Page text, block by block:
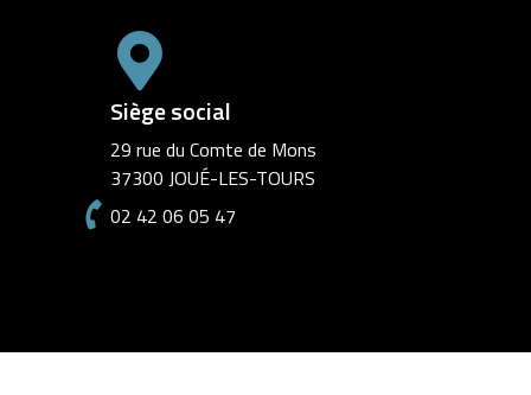
Siège social
29 rue du Comte de Mons
37300 JOUÉ-LES-TOURS
02 42 06 05 47